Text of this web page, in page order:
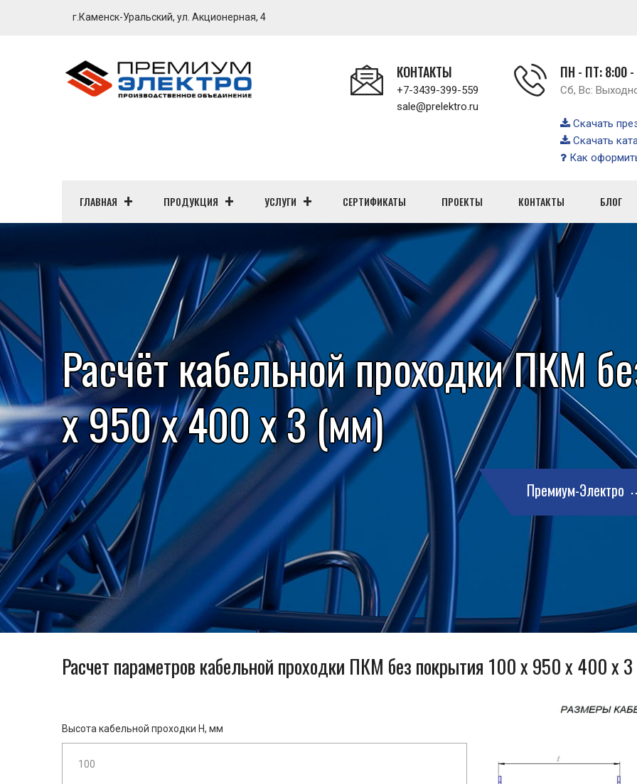
г.Каменск-Уральский, ул. Акционерная, 4
КОНТАКТЫ
+7-3439-399-559
sale@prelektro.ru
ПН - ПТ: 8:00 -
Сб, Вс:
Скачать
Скачать
Как
ГЛАВНАЯ ПРОДУКЦИЯ УСЛУГИ СЕРТИФИКАТЫ ПРОЕКТЫ КОНТАКТЫ БЛОГ
Расчёт кабельной проходки ПКМ
x 950 x 400 x 3 (мм)
Премиум-Электро
Расчет параметров кабельной проходки ПКМ без покрытия 100 x 950 x 400 x
Высота кабельной проходки H, мм